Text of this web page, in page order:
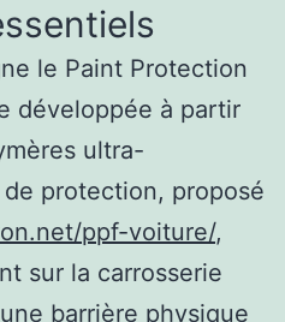
le Paint Protection
développée à partir
ultra-
protection, proposé
ppf-voiture/,
sur la carrosserie
barrière physique